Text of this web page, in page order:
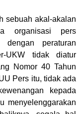
sebuah akal-akalan
organisasi pers
dengan peraturan
UKW tidak diatur
Nomor 40 Tahun
Pers itu, tidak ada
kepada
menyelenggarakan